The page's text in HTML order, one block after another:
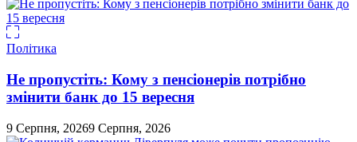
Політика
Не пропустіть: Кому з пенсіонерів потрібно
змінити банк до 15 вересня
9 Серпня, 20269 Серпня, 2026